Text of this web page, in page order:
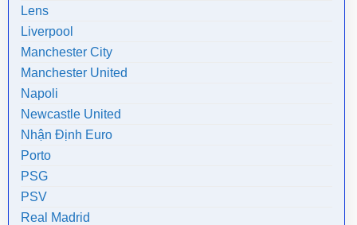
Lens
Liverpool
Manchester City
Manchester United
Napoli
Newcastle United
Nhận Định Euro
Porto
PSG
PSV
Real Madrid